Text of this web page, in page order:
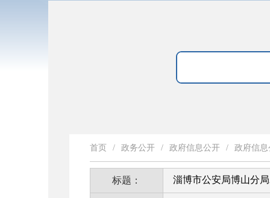
首页 / 政务公开 / 政府信息公开 / 政府信
标题： 淄博市公安局博山分